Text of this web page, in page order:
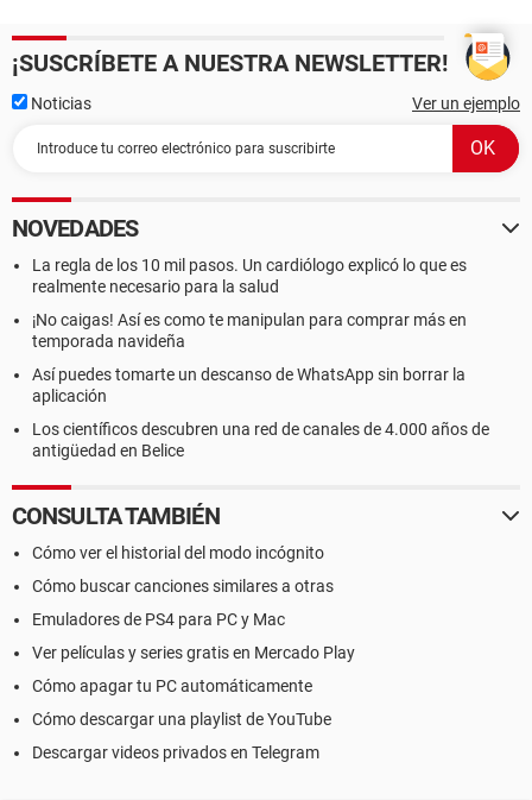
¡SUSCRÍBETE A NUESTRA NEWSLETTER!
Noticias Ver un ejemplo
NOVEDADES
La regla de los 10 mil pasos. Un cardiólogo explicó lo que es
realmente necesario para la salud
¡No caigas! Así es como te manipulan para comprar más en
temporada navideña
Así puedes tomarte un descanso de WhatsApp sin borrar la
aplicación
Los científicos descubren una red de canales de 4.000 años de
antigüedad en Belice
CONSULTA TAMBIÉN
Cómo ver el historial del modo incógnito
Cómo buscar canciones similares a otras
Emuladores de PS4 para PC y Mac
Ver películas y series gratis en Mercado Play
Cómo apagar tu PC automáticamente
Cómo descargar una playlist de YouTube
Descargar videos privados en Telegram